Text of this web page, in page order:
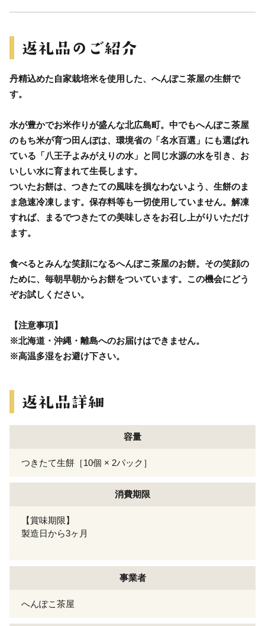
丹精込めた自家栽培米を使用した、へんぽこ茶屋の生餅で
す。
水が豊かでお米作りが盛んな北広島町。中でもへんぽこ茶屋
のもち米が育つ田んぼは、環境省の「名水百選」にも選ばれ
ている「八王子よみがえりの水」と同じ水源の水を引き、お
いしい水に育まれて生長します。
ついたお餅は、つきたての風味を損なわないよう、生餅のま
ま急速冷凍します。保存料等も一切使用していません。解凍
すれば、まるでつきたての美味しさをお召し上がりいただけ
ます。
食べるとみんな笑顔になるへんぽこ茶屋のお餅。その笑顔の
ために、毎朝早朝からお餅をついています。この機会にどう
ぞお試しください。
【注意事項】
※北海道・沖縄・離島へのお届けはできません。
※高温多湿をお避け下さい。
容量
つきたて生餅［10個 × 2パック］
消費期限
【賞味期限】
製造日から3ヶ月
事業者
へんぽこ茶屋